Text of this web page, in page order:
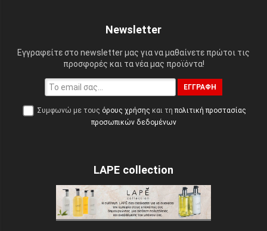
Newsletter
Εγγραφείτε στο newsletter μας για να μαθαίνετε πρώτοι τις
προσφορές και τα νέα μας προϊόντα!
ΕΓΓΡΑΦΉ
Συμφωνώ με τους όρους χρήσης και τη πολιτική προστασίας
προσωπικών δεδομένων
LAPE collection